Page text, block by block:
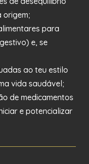
origem;
para
e, se
ao teu estilo
vida saudável;
de medicamentos
e potencializar